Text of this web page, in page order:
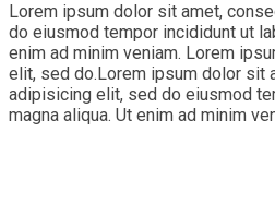
Lorem ipsum dolor sit amet,
do eiusmod tempor incididunt ut
enim ad minim veniam. Lorem
elit, sed do.Lorem ipsum dolor sit
adipisicing elit, sed do eiusmod
magna aliqua. Ut enim ad minim